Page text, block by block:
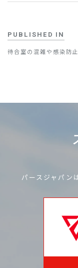
PUBLISHED IN
待合室の混雑や感染防
パースジャパン